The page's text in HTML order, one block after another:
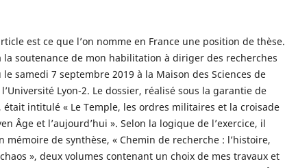
est ce que l’on nomme en France une position de thèse.
soutenance de mon habilitation à diriger des recherches
samedi 7 septembre 2019 à la Maison des Sciences de
l’Université Lyon-2. Le dossier, réalisé sous la garantie de
était intitulé « Le Temple, les ordres militaires et la croisade
Âge et l’aujourd’hui ». Selon la logique de l’exercice, il
mémoire de synthèse, « Chemin de recherche : l’histoire,
», deux volumes contenant un choix de mes travaux et